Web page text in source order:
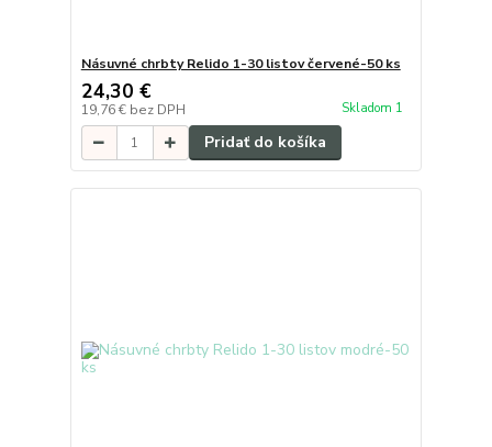
Násuvné chrbty Relido 1-30 listov červené-50 ks
24,30 €
19,76 € bez DPH Skladom 1
Pridať do košíka